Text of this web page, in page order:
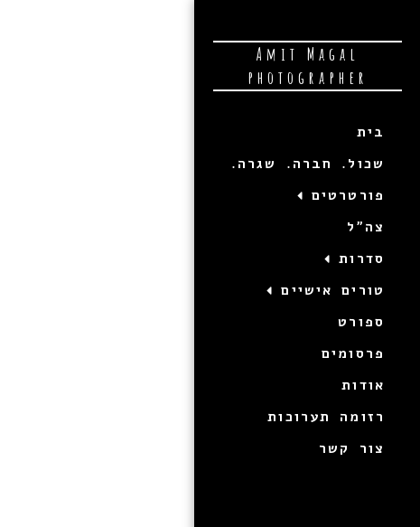
Amit Magal
photographer
בית
שכול. חברה. שגרה.
פורטרטים
צה"ל
סדרות
טורים אישיים
ספורט
פרסומים
אודות
רזומה תערוכות
צור קשר